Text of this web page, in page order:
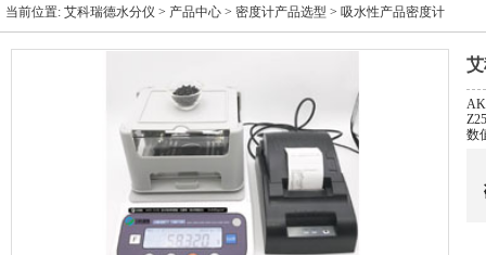
当前位置: 艾科瑞德水分仪 > 产品中心 > 密度计产品选型 > 吸水性产品密度计
数